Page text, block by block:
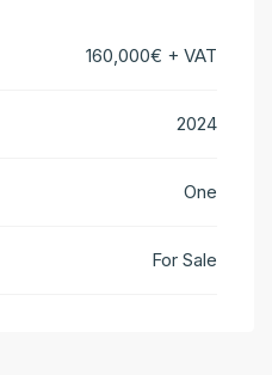
160,000€ + VAT
2024
One
For Sale